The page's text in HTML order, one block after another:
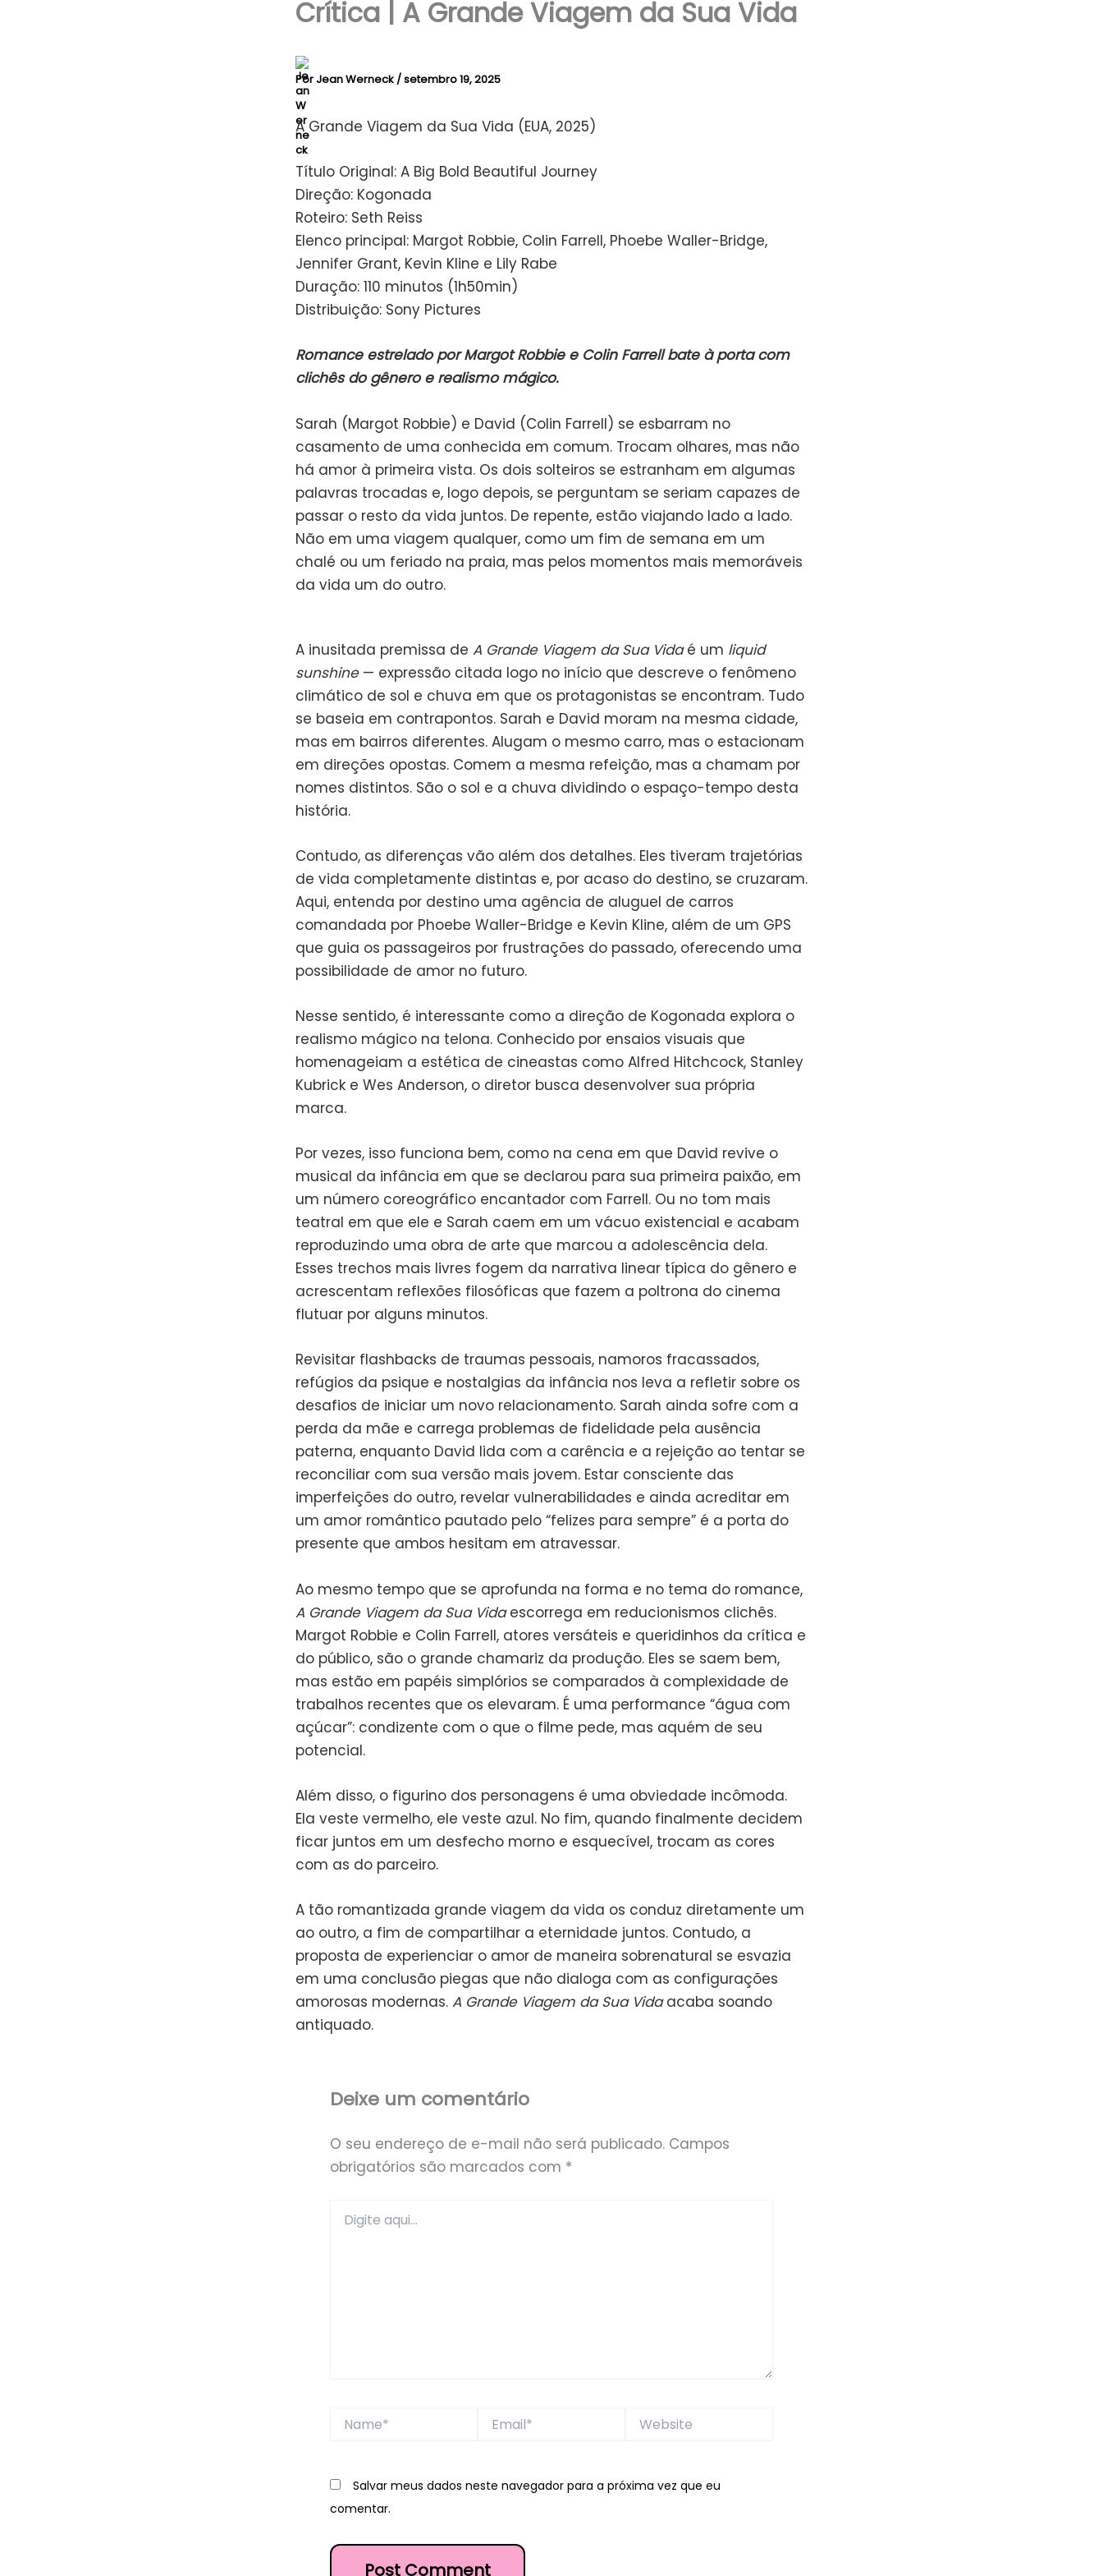
Crítica | A Grande Viagem da Sua Vida
PorJean Werneck /setembro 19, 2025
A Grande Viagem da Sua Vida (EUA, 2025)
Título Original: A Big Bold Beautiful Journey
Direção: Kogonada
Roteiro: Seth Reiss
Elenco principal: Margot Robbie, Colin Farrell, Phoebe Waller-Bridge,
Jennifer Grant, Kevin Kline e Lily Rabe
Duração: 110 minutos (1h50min)
Distribuição: Sony Pictures
Romance estrelado por Margot Robbie e Colin Farrell bate à porta com
clichês do gênero e realismo mágico.
Sarah (Margot Robbie) e David (Colin Farrell) se esbarram no
casamento de uma conhecida em comum. Trocam olhares, mas não
há amor à primeira vista. Os dois solteiros se estranham em algumas
palavras trocadas e, logo depois, se perguntam se seriam capazes de
passar o resto da vida juntos. De repente, estão viajando lado a lado.
Não em uma viagem qualquer, como um fim de semana em um
chalé ou um feriado na praia, mas pelos momentos mais memoráveis
da vida um do outro.
A inusitada premissa de A Grande Viagem da Sua Vidaé um liquid
sunshine— expressão citada logo no início que descreve o fenômeno
climático de sol e chuva em que os protagonistas se encontram. Tudo
se baseia em contrapontos. Sarah e David moram na mesma cidade,
mas em bairros diferentes. Alugam o mesmo carro, mas o estacionam
em direções opostas. Comem a mesma refeição, mas a chamam por
nomes distintos. São o sol e a chuva dividindo o espaço-tempo desta
história.
Contudo, as diferenças vão além dos detalhes. Eles tiveram trajetórias
de vida completamente distintas e, por acaso do destino, se cruzaram.
Aqui, entenda por destino uma agência de aluguel de carros
comandada por Phoebe Waller-Bridge e Kevin Kline, além de um GPS
que guia os passageiros por frustrações do passado, oferecendo uma
possibilidade de amor no futuro.
Nesse sentido, é interessante como a direção de Kogonada explora o
realismo mágico na telona. Conhecido por ensaios visuais que
homenageiam a estética de cineastas como Alfred Hitchcock, Stanley
Kubrick e Wes Anderson, o diretor busca desenvolver sua própria
marca.
Por vezes, isso funciona bem, como na cena em que David revive o
musical da infância em que se declarou para sua primeira paixão, em
um número coreográfico encantador com Farrell. Ou no tom mais
teatral em que ele e Sarah caem em um vácuo existencial e acabam
reproduzindo uma obra de arte que marcou a adolescência dela.
Esses trechos mais livres fogem da narrativa linear típica do gênero e
acrescentam reflexões filosóficas que fazem a poltrona do cinema
flutuar por alguns minutos.
Revisitar flashbacks de traumas pessoais, namoros fracassados,
refúgios da psique e nostalgias da infância nos leva a refletir sobre os
desafios de iniciar um novo relacionamento. Sarah ainda sofre com a
perda da mãe e carrega problemas de fidelidade pela ausência
paterna, enquanto David lida com a carência e a rejeição ao tentar se
reconciliar com sua versão mais jovem. Estar consciente das
imperfeições do outro, revelar vulnerabilidades e ainda acreditar em
um amor romântico pautado pelo “felizes para sempre” é a porta do
presente que ambos hesitam em atravessar.
Ao mesmo tempo que se aprofunda na forma e no tema do romance,
A Grande Viagem da Sua Vidaescorrega em reducionismos clichês.
Margot Robbie e Colin Farrell, atores versáteis e queridinhos da crítica e
do público, são o grande chamariz da produção. Eles se saem bem,
mas estão em papéis simplórios se comparados à complexidade de
trabalhos recentes que os elevaram. É uma performance “água com
açúcar”: condizente com o que o filme pede, mas aquém de seu
potencial.
Além disso, o figurino dos personagens é uma obviedade incômoda.
Ela veste vermelho, ele veste azul. No fim, quando finalmente decidem
ficar juntos em um desfecho morno e esquecível, trocam as cores
com as do parceiro.
A tão romantizada grande viagem da vida os conduz diretamente um
ao outro, a fim de compartilhar a eternidade juntos. Contudo, a
proposta de experienciar o amor de maneira sobrenatural se esvazia
em uma conclusão piegas que não dialoga com as configurações
amorosas modernas. A Grande Viagem da Sua Vidaacaba soando
antiquado.
Deixe um comentário
O seu endereço de e-mail não será publicado. Campos
obrigatórios são marcados com *
aqui...
Website
Salvar meus dados neste navegador para a próxima vez que eu
comentar.